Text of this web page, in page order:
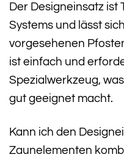
Der Designeinsatz ist
Systems und lässt
vorgesehenen
ist einfach und
Spezialwerkzeug,
gut geeignet macht.
Kann ich den
Zaunelementen